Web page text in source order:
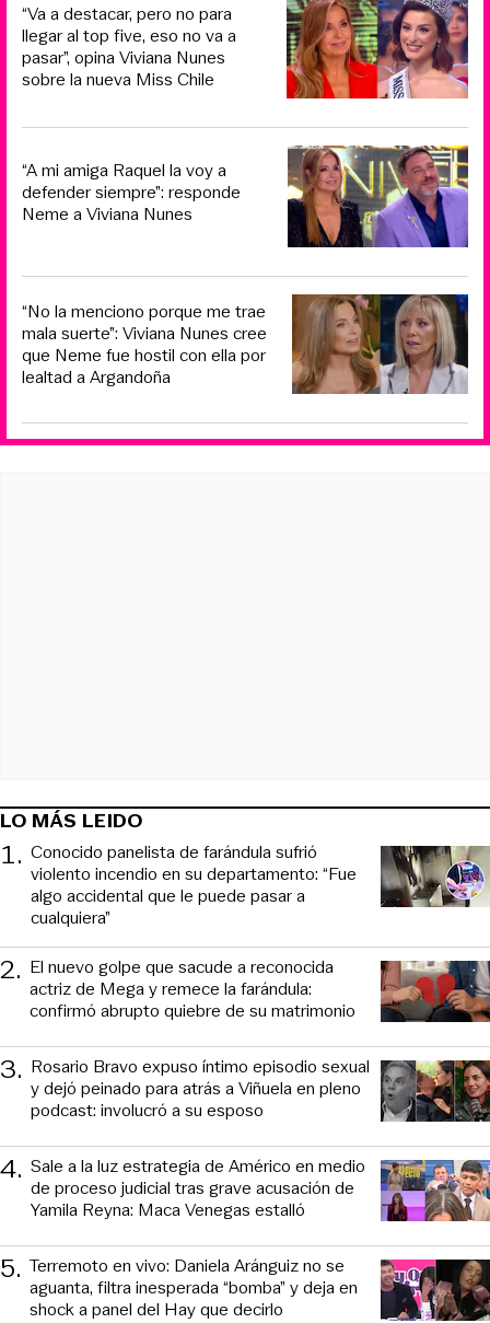
“Va a destacar, pero no para
llegar al top five, eso no va a
pasar”, opina Viviana Nunes
sobre la nueva Miss Chile
“A mi amiga Raquel la voy a
defender siempre”: responde
Neme a Viviana Nunes
“No la menciono porque me trae
mala suerte”: Viviana Nunes cree
que Neme fue hostil con ella por
lealtad a Argandoña
LO MÁS LEIDO
1. Conocido panelista de farándula sufrió
violento incendio en su departamento: “Fue
algo accidental que le puede pasar a
cualquiera”
2. El nuevo golpe que sacude a reconocida
actriz de Mega y remece la farándula:
confirmó abrupto quiebre de su matrimonio
3. Rosario Bravo expuso íntimo episodio sexual
y dejó peinado para atrás a Viñuela en pleno
podcast: involucró a su esposo
4. Sale a la luz estrategia de Américo en medio
de proceso judicial tras grave acusación de
Yamila Reyna: Maca Venegas estalló
5. Terremoto en vivo: Daniela Aránguiz no se
aguanta, filtra inesperada “bomba” y deja en
shock a panel del Hay que decirlo